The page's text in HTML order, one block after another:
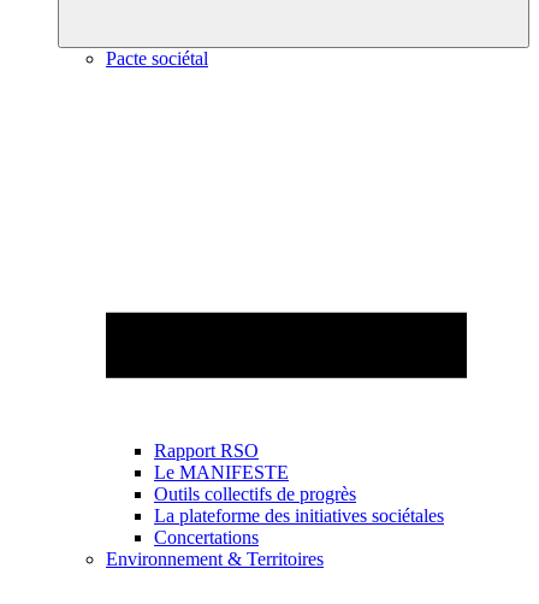
Pacte sociétal
Rapport RSO
Le MANIFESTE
Outils collectifs de progrès
La plateforme des initiatives sociétales
Concertations
Environnement & Territoires